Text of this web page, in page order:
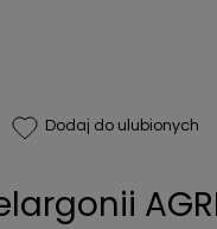
Dodaj do ulubionych